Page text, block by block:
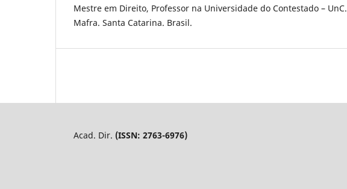
Mestre em Direito, Professor na Universidade do Contestado – UnC.
Mafra. Santa Catarina. Brasil.
Acad. Dir. (ISSN: 2763-6976)